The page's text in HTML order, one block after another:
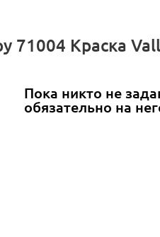
71004 Краска
Пока никто не
обязательно на